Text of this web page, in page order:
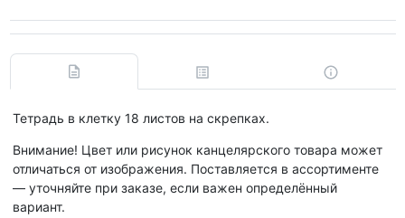
Тетрадь в клетку 18 листов на скрепках.
Внимание! Цвет или рисунок канцелярского товара может
отличаться от изображения. Поставляется в ассортименте
— уточняйте при заказе, если важен определённый
вариант.